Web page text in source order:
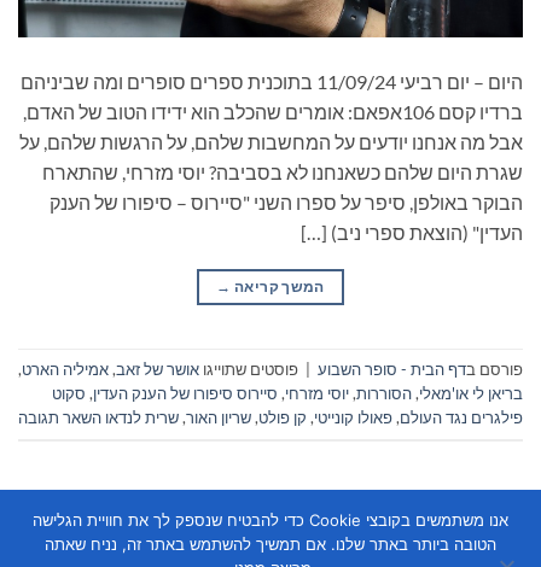
היום – יום רביעי 11/09/24 בתוכנית ספרים סופרים ומה שביניהם
ברדיו קסם 106אפאם: אומרים שהכלב הוא ידידו הטוב של האדם,
אבל מה אנחנו יודעים על המחשבות שלהם, על הרגשות שלהם, על
שגרת היום שלהם כשאנחנו לא בסביבה? יוסי מזרחי, שהתארח
הבוקר באולפן, סיפר על ספרו השני "סיירוס – סיפורו של הענק
העדין" (הוצאת ספרי ניב) […]
המשך קריאה →
פורסם בדף הבית - סופר השבוע פוסטים שתוייגו אושר של זאב,אמיליה הארט,
בריאן לי או'מאלי,הסוררות,יוסי מזרחי, סיירוס סיפורו של הענק העדין, סקוט
פילגרים נגד העולם,פאולו קונייטי, קן פולט,שריון האור,שרית לנדאו השאר תגובה
אנו משתמשים בקובצי Cookie כדי להבטיח שנספק לך את חוויית הגלישה
הטובה ביותר באתר שלנו. אם תמשיך להשתמש באתר זה, נניח שאתה